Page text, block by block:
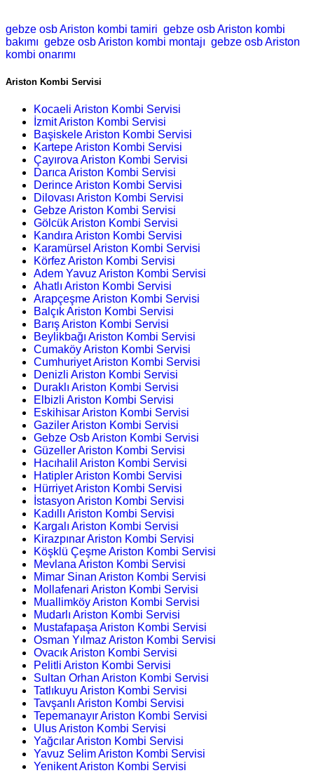
gebze osb Ariston kombi tamiri gebze osb Ariston kombi
bakımı gebze osb Ariston kombi montajı gebze osb Ariston
kombi onarımı
Ariston Kombi Servisi
Kocaeli Ariston Kombi Servisi
İzmit Ariston Kombi Servisi
Başiskele Ariston Kombi Servisi
Kartepe Ariston Kombi Servisi
Çayırova Ariston Kombi Servisi
Darıca Ariston Kombi Servisi
Derince Ariston Kombi Servisi
Dilovası Ariston Kombi Servisi
Gebze Ariston Kombi Servisi
Gölcük Ariston Kombi Servisi
Kandıra Ariston Kombi Servisi
Karamürsel Ariston Kombi Servisi
Körfez Ariston Kombi Servisi
Adem Yavuz Ariston Kombi Servisi
Ahatlı Ariston Kombi Servisi
Arapçeşme Ariston Kombi Servisi
Balçık Ariston Kombi Servisi
Barış Ariston Kombi Servisi
Beylikbağı Ariston Kombi Servisi
Cumaköy Ariston Kombi Servisi
Cumhuriyet Ariston Kombi Servisi
Denizli Ariston Kombi Servisi
Duraklı Ariston Kombi Servisi
Elbizli Ariston Kombi Servisi
Eskihisar Ariston Kombi Servisi
Gaziler Ariston Kombi Servisi
Gebze Osb Ariston Kombi Servisi
Güzeller Ariston Kombi Servisi
Hacıhalil Ariston Kombi Servisi
Hatipler Ariston Kombi Servisi
Hürriyet Ariston Kombi Servisi
İstasyon Ariston Kombi Servisi
Kadıllı Ariston Kombi Servisi
Kargalı Ariston Kombi Servisi
Kirazpınar Ariston Kombi Servisi
Köşklü Çeşme Ariston Kombi Servisi
Mevlana Ariston Kombi Servisi
Mimar Sinan Ariston Kombi Servisi
Mollafenari Ariston Kombi Servisi
Muallimköy Ariston Kombi Servisi
Mudarlı Ariston Kombi Servisi
Mustafapaşa Ariston Kombi Servisi
Osman Yılmaz Ariston Kombi Servisi
Ovacık Ariston Kombi Servisi
Pelitli Ariston Kombi Servisi
Sultan Orhan Ariston Kombi Servisi
Tatlıkuyu Ariston Kombi Servisi
Tavşanlı Ariston Kombi Servisi
Tepemanayır Ariston Kombi Servisi
Ulus Ariston Kombi Servisi
Yağcılar Ariston Kombi Servisi
Yavuz Selim Ariston Kombi Servisi
Yenikent Ariston Kombi Servisi